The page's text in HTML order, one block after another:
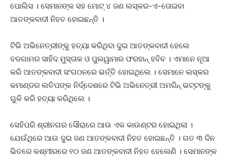
ପୋଲିସ । ସେମାନଙ୍କ ସହ ମୋଟ୍ ୪ ଜଣ ଲସ୍କର-ଏ-ତୋଇବା
ଆତଙ୍କବାଦୀ ନିହତ ହୋଇଛନ୍ତି ।
ଟିଭି ଅଭିନେତ୍ରୀଙ୍କୁ ହତ୍ୟା କରିଥିବା ଦୁଇ ଆତଙ୍କବାଦୀ ହେଲେ
ବଡଗାମର ସାହିଦ ମୁସ୍ତାକ ଓ ପୁଲୱାମାର ଫରହାନ୍ ହବିବ । ଏମାନେ ନୂଆ
କରି ଆତଙ୍କବାଦୀ ସଂଗଠନରେ ଭର୍ତ୍ତି ହୋଇଥିଲେ । ସେମାନେ ଲସ୍କର
କମାଣ୍ଡର ଲତିପଙ୍କ ନିର୍ଦ୍ଦେଶରେ ଟିଭି ଅଭିନେତ୍ରୀ ଅମରିନ୍ ଭଟ୍ଟଙ୍କୁ
ଗୁଳି କରି ହତ୍ୟା କରିଥିଲେ ।
ସେହିପରି ଶ୍ରୀନଗର ସୌରାରେ ଆଉ ଏକ କାଉଣ୍ଟର ହୋଇଥିଲା ।
ଯେଉଁଥିରେ ଆଉ ଦୁଇ ଜଣ ଆତଙ୍କବାଦୀ ନିହତ ହୋଇଛନ୍ତି । ଗତ ୩ ଦିନ
ଭିତରେ କଶ୍ମୀରରେ ୧୦ ଜଣ ଆତଙ୍କବାଦୀ ନିହତ ହେଲେଣି । ସେମାନଙ୍କ